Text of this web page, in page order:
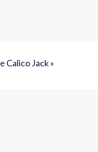
Calico Jack »